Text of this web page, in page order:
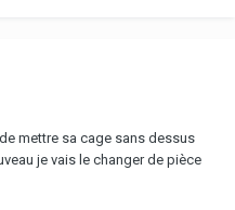
mettre sa cage sans dessus
je vais le changer de pièce